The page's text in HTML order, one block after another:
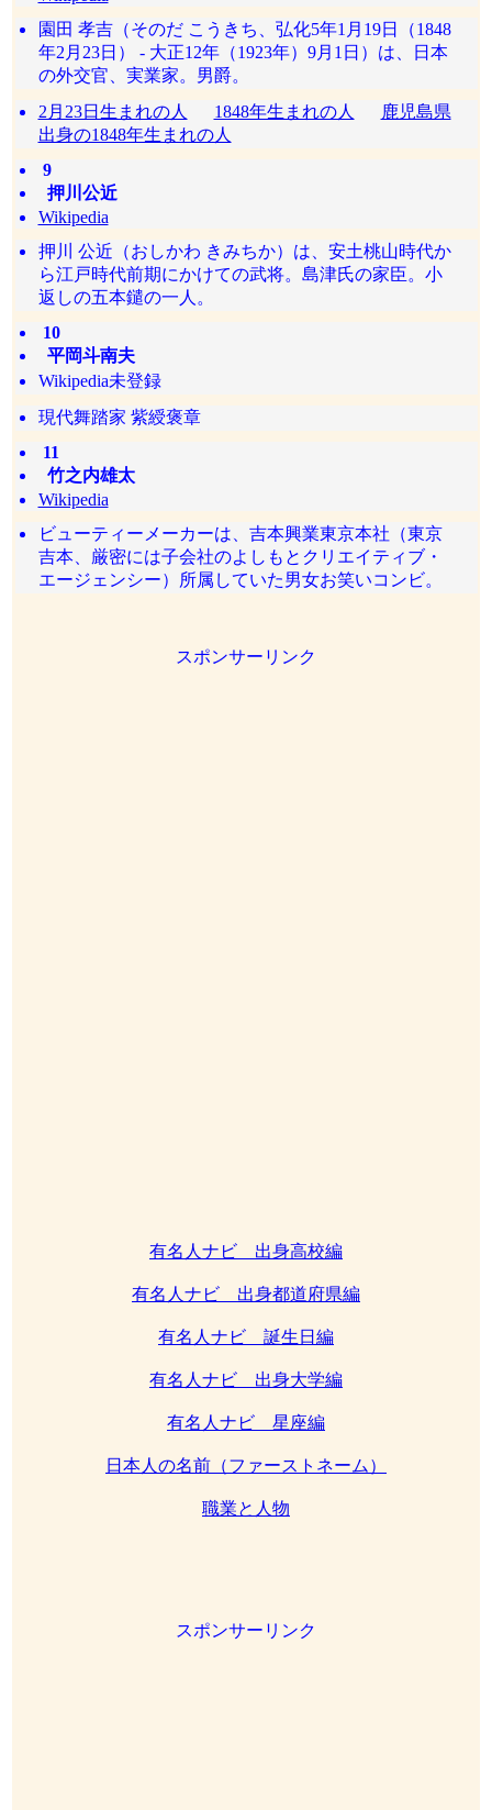
園田 孝吉（そのだ こうきち、弘化5年1月19日（1848
年2月23日） - 大正12年（1923年）9月1日）は、日本
の外交官、実業家。男爵。
2月23日生まれの人
1848年生まれの人
鹿児島県
出身の1848年生まれの人
9
押川公近
Wikipedia
押川 公近（おしかわ きみちか）は、安土桃山時代か
ら江戸時代前期にかけての武将。島津氏の家臣。小
返しの五本鑓の一人。
10
平岡斗南夫
Wikipedia未登録
現代舞踏家 紫綬褒章
11
竹之内雄太
Wikipedia
ビューティーメーカーは、吉本興業東京本社（東京
吉本、厳密には子会社のよしもとクリエイティブ・
エージェンシー）所属していた男女お笑いコンビ。
スポンサーリンク
有名人ナビ 出身高校編
有名人ナビ 出身都道府県編
有名人ナビ 誕生日編
有名人ナビ 出身大学編
有名人ナビ 星座編
日本人の名前（ファーストネーム）
職業と人物
スポンサーリンク